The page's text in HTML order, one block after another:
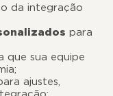
da integração
para
que sua equipe
ajustes,